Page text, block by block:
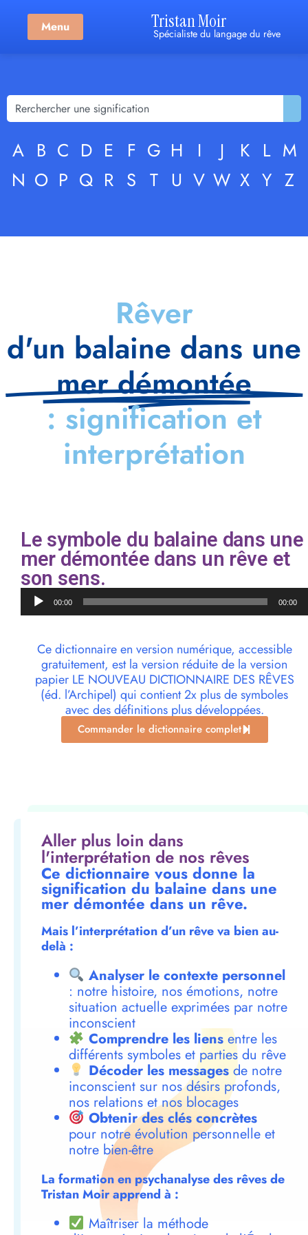
Menu Tristan Moir
Spécialiste du langage du rêve
A B C D E F G H I J K L M
N O P Q R S T U V W X Y Z
Rêver
d'un balaine dans une
mer démontée
: signification et
interprétation
Le symbole du balaine dans une
mer démontée dans un rêve et
son sens.
Lecteur
audio00:00 00:00
Ce dictionnaire en version numérique, accessible
gratuitement, est la version réduite de la version
papier LE NOUVEAU DICTIONNAIRE DES RÊVES
(éd. l’Archipel) qui contient 2x plus de symboles
avec des définitions plus développées.
Commander le dictionnaire complet
Aller plus loin dans
l'interprétation de nos rêves
Ce dictionnaire vous donne la
signification du balaine dans une
mer démontée dans un rêve.
Mais l’interprétation d’un rêve va bien au-
delà :
Analyser le contexte personnel
: notre histoire, nos émotions, notre
situation actuelle exprimées par notre
inconscient
Comprendre les liensentre les
différents symboles et parties du rêve
Décoder les messagesde notre
inconscient sur nos désirs profonds,
nos relations et nos blocages
Obtenir des clés concrètes
pour notre évolution personnelle et
notre bien-être
La formation en psychanalyse des rêves de
Tristan Moir apprend à :
Maîtriser la méthode